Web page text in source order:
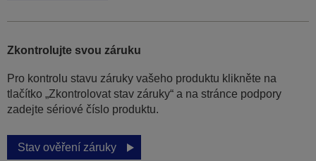
Zkontrolujte svou záruku
Pro kontrolu stavu záruky vašeho produktu klikněte na
tlačítko „Zkontrolovat stav záruky“ a na stránce podpory
zadejte sériové číslo produktu.
Stav ověření záruky